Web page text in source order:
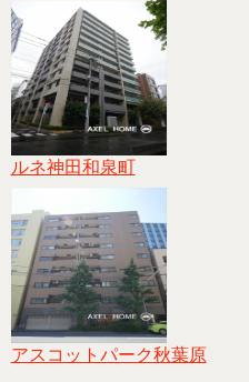
ルネ神田和泉町
アスコットパーク秋葉原